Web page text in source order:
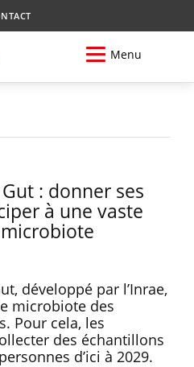
Menu
: donner ses
à une vaste
développé par l’Inrae,
microbiote des
Pour cela, les
des échantillons
d’ici à 2029.